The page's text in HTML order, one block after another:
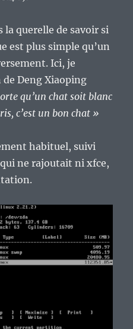
la querelle de savoir si
est plus simple qu’un
Ici, je
Deng Xiaoping
qu’un chat soit blanc
c’est un bon chat »
habituel, suivi
ne rajoutait ni xfce,